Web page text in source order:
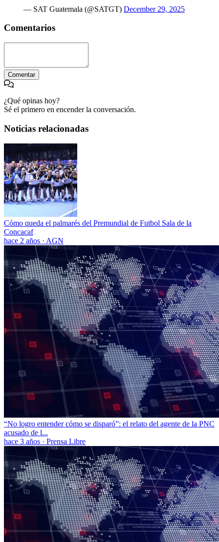
— SAT Guatemala (@SATGT) December 29, 2025
Comentarios
Comentar
¿Qué opinas hoy?
Sé el primero en encender la conversación.
Noticias relacionadas
Cómo queda el palmarés del Premundial de Futbol Sala de la
Concacaf
hace 2 años · AGN
“No logro entender cómo se disparó”: el relato del agente de la PNC
acusado de l...
hace 3 años · Prensa Libre